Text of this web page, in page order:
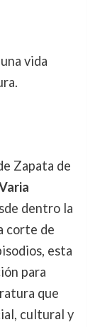
vida
Zapata de
dentro la
corte de
esta
para
que
cultural y